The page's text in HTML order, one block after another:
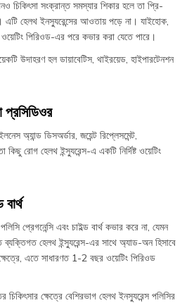
চিকিৎসা সংক্রান্ত সমস্যার শিকার হলে তা প্রি-
এটি হেলথ ইনস্যুরেন্সের আওতায় পড়ে না। যাইহোক,
পিরিওড-এর পরে কভার করা যেতে পারে।
উদাহরণ হল ডায়াবেটিস, থাইরয়েড, হাইপারটেনশন
প্রসিডিওর
অ্যান্ড ডিসঅর্ডার, জয়েন্ট রিপ্লেসমেন্ট,
কিছু রোগ হেলথ ইন্স্যুরেন্স-এ একটি নির্দিষ্ট ওয়েটিং
প্রেগনেন্সি এবং চাইল্ড বার্থ কভার করে না, যেমন
ব্যক্তিগত হেলথ ইন্স্যুরেন্স-এর সাথে অ্যাড-অন হিসাবে
এতে সাধারণত 1-2 বছর ওয়েটিং পিরিওড
চিকিৎসার ক্ষেত্রে বেশিরভাগ হেলথ ইনস্যুরেন্স পলিসির